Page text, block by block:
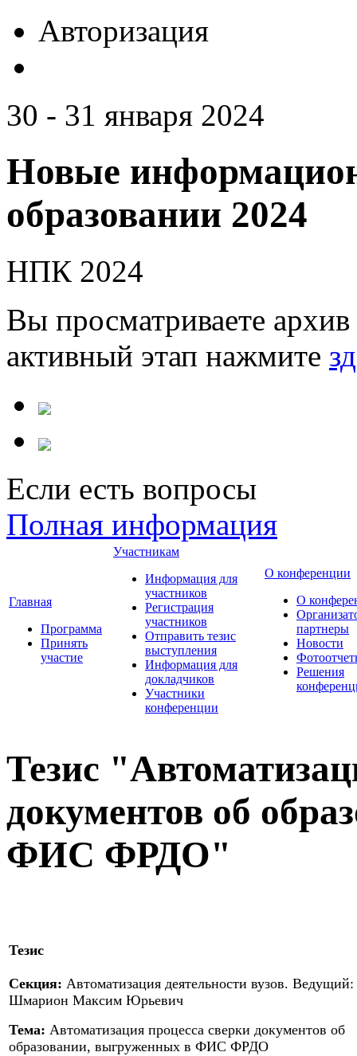
Авторизация
30 - 31 января 2024
Новые
образовании 2024
НПК 2024
Вы просматриваете
активный этап нажмите
Если есть вопросы
Полная информация
Главная
Программа
Принять
участие
Участникам
Информация для
участников
Регистрация
участников
Отправить тезис
выступления
Информация для
докладчиков
Участники
конференции
О конференции
О
партнеры
Новости
Решения
Тезис
документов об
ФИС ФРДО"
Тезис
Секция: Автоматизация деятельности вузов. Ведущий:
Шмарион Максим Юрьевич
Тема: Автоматизация процесса сверки документов об
образовании, выгруженных в ФИС ФРДО